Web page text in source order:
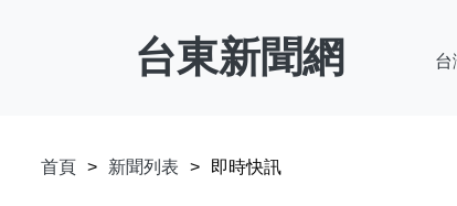
台東新聞網 台
首頁 新聞列表 即時快訊